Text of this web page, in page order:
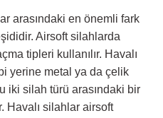
arasındaki en önemli fark
Airsoft silahlarda
tipleri kullanılır. Havalı
yerine metal ya da çelik
iki silah türü arasındaki bir
Havalı silahlar airsoft